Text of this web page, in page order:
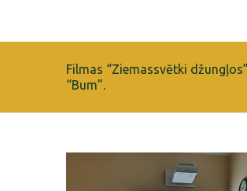
Filmas “Ziemassvētki
“Bum”.